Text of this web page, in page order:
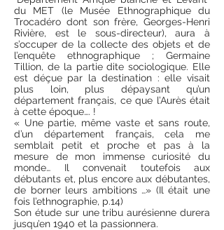
du MET (le Musée Ethnographique du
Trocadéro dont son frère, Georges-Henri
Rivière, est le sous-directeur), aura à
s’occuper de la collecte des objets et de
l’enquête ethnographique ; Germaine
Tillion, de la partie dite sociologique. Elle
est déçue par la destination : elle visait
plus loin, plus dépaysant qu’un
département français, ce que l’Aurès était
à cette époque…. !
« Une partie, même vaste et sans route,
d’un département français, cela me
semblait petit et proche et pas à la
mesure de mon immense curiosité du
monde… Il convenait toutefois aux
débutants et, plus encore aux débutantes,
de borner leurs ambitions …» (Il était une
fois l’ethnographie, p.14)
Son étude sur une tribu aurésienne durera
jusqu’en 1940 et la passionnera.